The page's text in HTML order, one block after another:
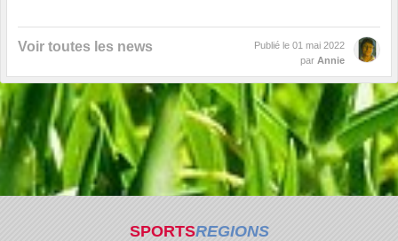
Voir toutes les news Publié le 01 mai 2022
par Annie
SPORTSREGIONS